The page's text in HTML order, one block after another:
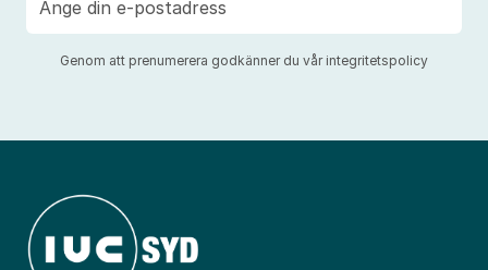
post
Genom att prenumerera godkänner du vår integritetspolicy